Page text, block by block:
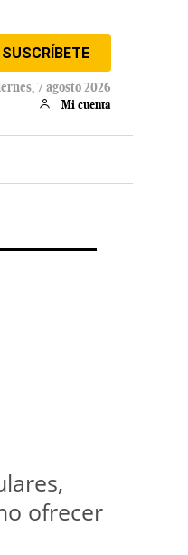
SUSCRÍBETE
7 agosto 2026
Mi cuenta
ofrecer